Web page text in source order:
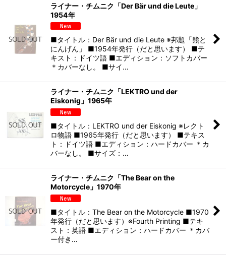
ライナー・チムニク「Der Bär und die Leute」
1954年
■タイトル：Der Bär und die Leute ※邦題「熊と
にんげん」 ■1954年発行（だと思います） ■テ
キスト：ドイツ語 ■エディション：ソフトカバー
＊カバーなし。 ■サイ…
ライナー・チムニク「LEKTRO und der
Eiskonig」1965年
■タイトル：LEKTRO und der Eiskonig ※レクト
ロ物語 ■1965年発行（だと思います） ■テキス
ト：ドイツ語 ■エディション：ハードカバー ＊カ
バーなし。 ■サイズ：…
ライナー・チムニク「The Bear on the
Motorcycle」1970年
■タイトル：The Bear on the Motorcycle ■1970
年発行（だと思います）※Fourth Printing ■テキ
スト：英語 ■エディション：ハードカバー ＊カバ
ー付き…